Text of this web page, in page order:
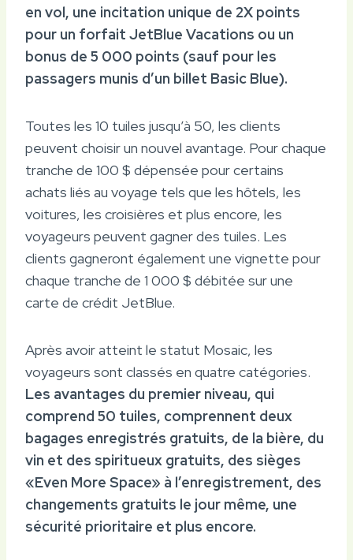
en vol, une incitation unique de 2X points
pour un forfait JetBlue Vacations ou un
bonus de 5 000 points (sauf pour les
passagers munis d’un billet Basic Blue).
Toutes les 10 tuiles jusqu’à 50, les clients
peuvent choisir un nouvel avantage. Pour chaque
tranche de 100 $ dépensée pour certains
achats liés au voyage tels que les hôtels, les
voitures, les croisières et plus encore, les
voyageurs peuvent gagner des tuiles. Les
clients gagneront également une vignette pour
chaque tranche de 1 000 $ débitée sur une
carte de crédit JetBlue.
Après avoir atteint le statut Mosaic, les
voyageurs sont classés en quatre catégories.
Les avantages du premier niveau, qui
comprend 50 tuiles, comprennent deux
bagages enregistrés gratuits, de la bière, du
vin et des spiritueux gratuits, des sièges
«Even More Space» à l’enregistrement, des
changements gratuits le jour même, une
sécurité prioritaire et plus encore.